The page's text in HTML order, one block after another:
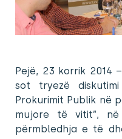
Pejë, 23 korrik 2014 –
sot tryezë
Prokurimit Publik në
mujore të vitit”,
përmbledhja e të